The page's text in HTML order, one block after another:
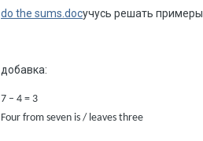
do the sums.docучусь решать примеры.
добавка:
7 – 4 = 3
Four from seven is / leaves three